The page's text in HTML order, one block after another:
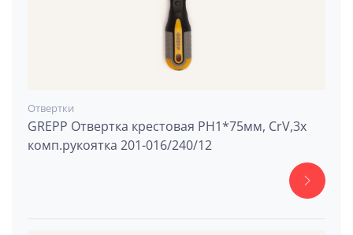
Отвертки
GREPP Отвертка крестовая PH1*75мм, CrV,3х
комп.рукоятка 201-016/240/12